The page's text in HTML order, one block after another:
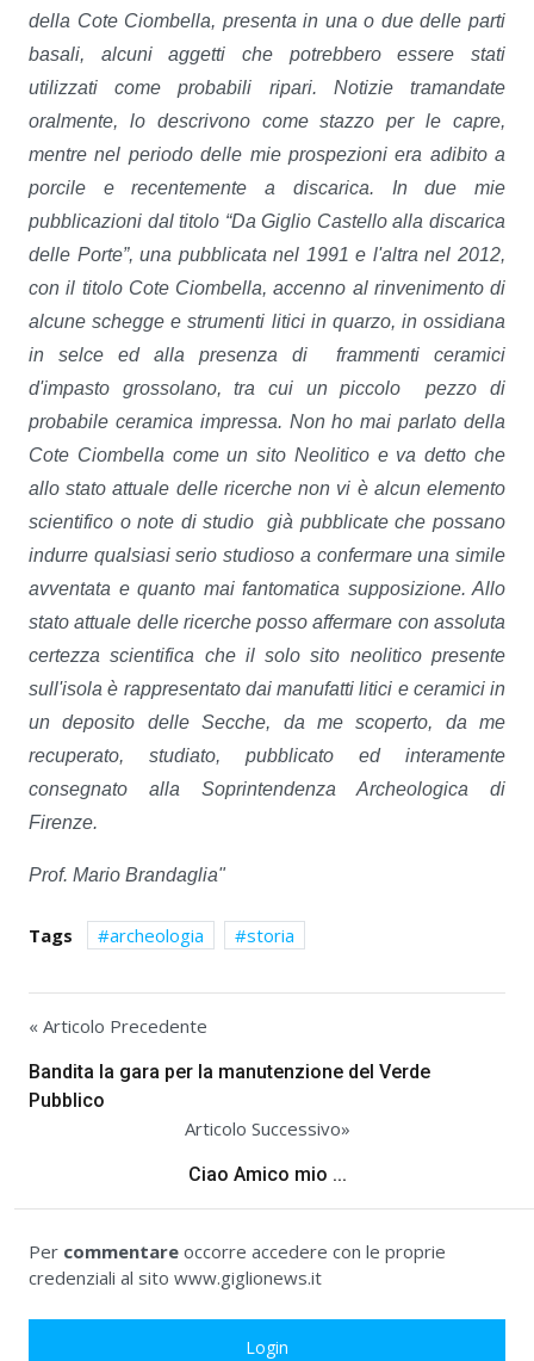
della Cote Ciombella, presenta in una o due delle parti
basali, alcuni aggetti che potrebbero essere stati
utilizzati come probabili ripari. Notizie tramandate
oralmente, lo descrivono come stazzo per le capre,
mentre nel periodo delle mie prospezioni era adibito a
porcile e recentemente a discarica. In due mie
pubblicazioni dal titolo “Da Giglio Castello alla discarica
delle Porte”, una pubblicata nel 1991 e l'altra nel 2012,
con il titolo Cote Ciombella, accenno al rinvenimento di
alcune schegge e strumenti litici in quarzo, in ossidiana
in selce ed alla presenza di frammenti ceramici
d'impasto grossolano, tra cui un piccolo pezzo di
probabile ceramica impressa. Non ho mai parlato della
Cote Ciombella come un sito Neolitico e va detto che
allo stato attuale delle ricerche non vi è alcun elemento
scientifico o note di studio già pubblicate che possano
indurre qualsiasi serio studioso a confermare una simile
avventata e quanto mai fantomatica supposizione. Allo
stato attuale delle ricerche posso affermare con assoluta
certezza scientifica che il solo sito neolitico presente
sull'isola è rappresentato dai manufatti litici e ceramici in
un deposito delle Secche, da me scoperto, da me
recuperato, studiato, pubblicato ed interamente
consegnato alla Soprintendenza Archeologica di
Firenze.
Prof. Mario Brandaglia"
Tags archeologia storia
« Articolo Precedente
Bandita la gara per la manutenzione del Verde
Pubblico
Articolo Successivo»
Ciao Amico mio ...
Per commentare occorre accedere con le proprie
credenziali al sito www.giglionews.it
Login